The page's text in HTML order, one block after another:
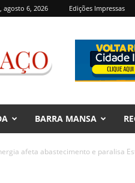
6, 2026 Edições Impressas
BARRA MANSA
afeta abastecimento e paralisa